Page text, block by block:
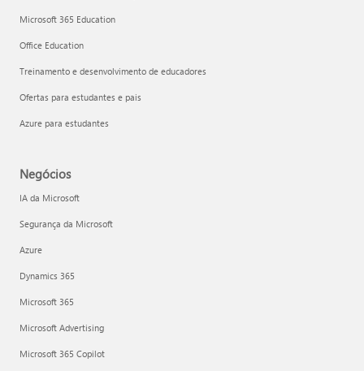
Microsoft 365 Education
Office Education
Treinamento e desenvolvimento de educadores
Ofertas para estudantes e pais
Azure para estudantes
Negócios
IA da Microsoft
Segurança da Microsoft
Azure
Dynamics 365
Microsoft 365
Microsoft Advertising
Microsoft 365 Copilot